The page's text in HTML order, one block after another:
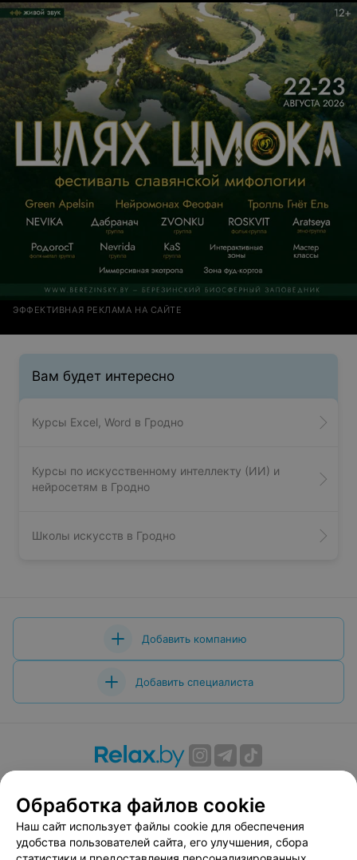
ЭФФЕКТИВНАЯ РЕКЛАМА НА САЙТЕ
Вам будет интересно
Курсы Excel, Word в Гродно
Курсы по искусственному интеллекту (ИИ) и
нейросетям в Гродно
Школы искусств в Гродно
Добавить компанию
Добавить специалиста
Вакансии
Публичный договор
Способы оплаты
Публичный договор по использованию сервиса
«Афиша»
Обработка файлов cookie
Наш сайт использует файлы cookie для обеспечения
удобства пользователей сайта, его улучшения, сбора